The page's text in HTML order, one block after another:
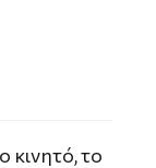
κινητό, το